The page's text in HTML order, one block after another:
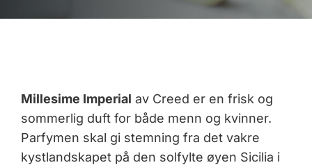
Millesime Imperial av Creed er en frisk og
sommerlig duft for både menn og kvinner.
Parfymen skal gi stemning fra det vakre
kystlandskapet på den solfylte øyen Sicilia i